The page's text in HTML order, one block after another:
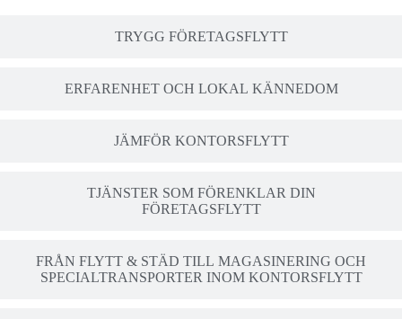
TRYGG FÖRETAGSFLYTT
ERFARENHET OCH LOKAL KÄNNEDOM
JÄMFÖR KONTORSFLYTT
TJÄNSTER SOM FÖRENKLAR DIN
FÖRETAGSFLYTT
FRÅN FLYTT & STÄD TILL MAGASINERING OCH
SPECIALTRANSPORTER INOM KONTORSFLYTT